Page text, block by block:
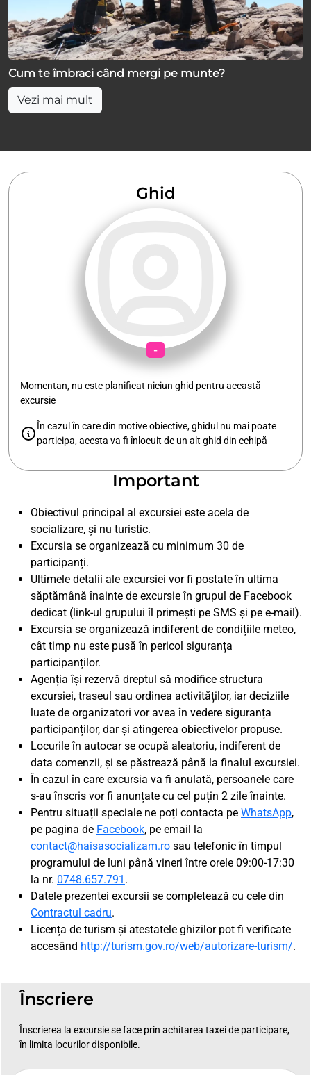
Cum te îmbraci când mergi pe munte?
Vezi mai mult
Ghid
-
Momentan, nu este planificat niciun ghid pentru această
excursie
În cazul în care din motive obiective, ghidul nu mai poate
participa, acesta va fi înlocuit de un alt ghid din echipă
Important
Obiectivul principal al excursiei este acela de
socializare, și nu turistic.
Excursia se organizează cu minimum 30 de
participanți.
Ultimele detalii ale excursiei vor fi postate în ultima
săptămână înainte de excursie în grupul de Facebook
dedicat (link-ul grupului îl primești pe SMS și pe e-mail).
Excursia se organizează indiferent de condițiile meteo,
cât timp nu este pusă în pericol siguranța
participanților.
Agenția își rezervă dreptul să modifice structura
excursiei, traseul sau ordinea activităților, iar deciziile
luate de organizatori vor avea în vedere siguranța
participanților, dar și atingerea obiectivelor propuse.
Locurile în autocar se ocupă aleatoriu, indiferent de
data comenzii, și se păstrează până la finalul excursiei.
În cazul în care excursia va fi anulată, persoanele care
s-au înscris vor fi anunțate cu cel puțin 2 zile înainte.
Pentru situații speciale ne poți contacta pe WhatsApp,
pe pagina de Facebook, pe email la
contact@haisasocializam.ro sau telefonic în timpul
programului de luni până vineri între orele 09:00-17:30
la nr. 0748.657.791 .
Datele prezentei excursii se completează cu cele din
Contractul cadru.
Licența de turism și atestatele ghizilor pot fi verificate
accesând http://turism.gov.ro/web/autorizare-turism/.
Înscriere
Înscrierea la excursie se face prin achitarea taxei de participare,
în limita locurilor disponibile.